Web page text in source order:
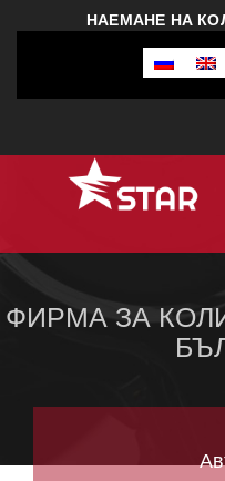
НАЕМАНЕ НА
ФИРМА ЗА